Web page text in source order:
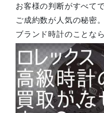
お客様の判断がすべて
ご成約数が人気の秘密。
ブランド時計のことな